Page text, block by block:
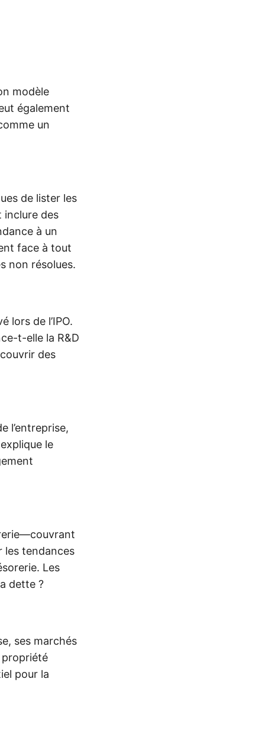
modèle
également
un
de lister les
inclure des
à un
face à tout
non résolues.
lors de l’IPO.
t-elle la R&D
des
l’entreprise,
le
les tendances
Les
dette ?
ses marchés
propriété
pour la